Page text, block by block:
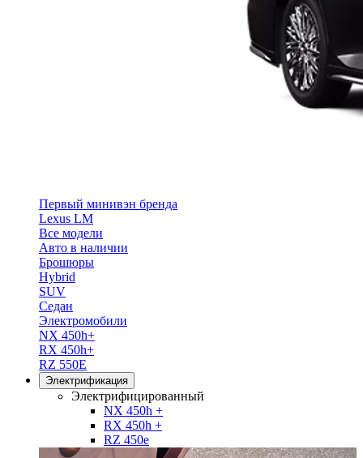
Первый минивэн бренда
Lexus LM
Все модели
Авто в наличии
Брошюры
Hybrid
SUV
Седан
Электромобили
NX 450h+
RX 450h+
RZ 550E
Электрификация
Электрифицированный
NX 450h +
RX 450h +
RZ 450e